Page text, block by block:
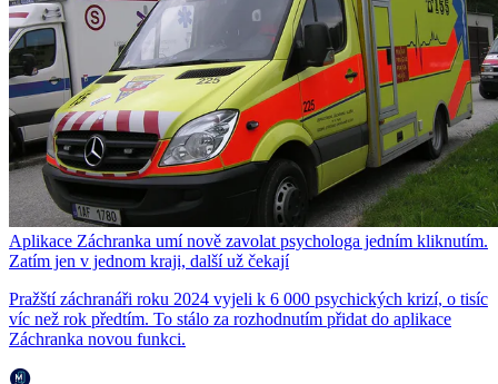
Aplikace Záchranka umí nově zavolat psychologa jedním kliknutím.
Zatím jen v jednom kraji, další už čekají
Pražští záchranáři roku 2024 vyjeli k 6 000 psychických krizí, o tisíc
víc než rok předtím. To stálo za rozhodnutím přidat do aplikace
Záchranka novou funkci.